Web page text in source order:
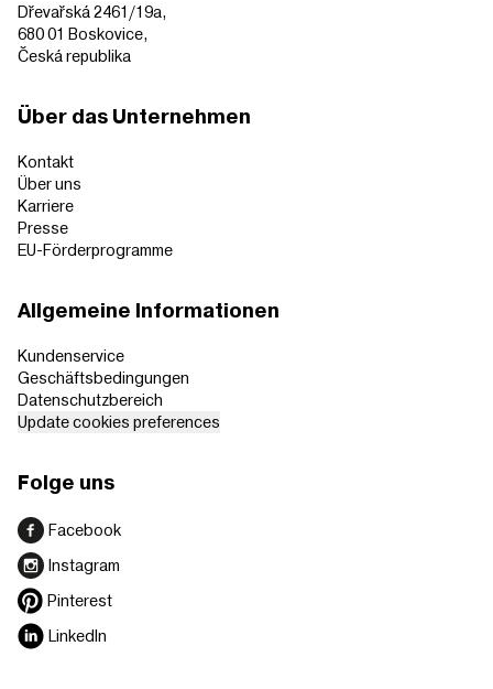
Dřevařská 2461/19a,
680 01 Boskovice,
Česká republika
Über das Unternehmen
Kontakt
Über uns
Karriere
Presse
EU-Förderprogramme
Allgemeine Informationen
Kundenservice
Geschäftsbedingungen
Datenschutzbereich
Update cookies preferences
Folge uns
Facebook
Instagram
Pinterest
LinkedIn